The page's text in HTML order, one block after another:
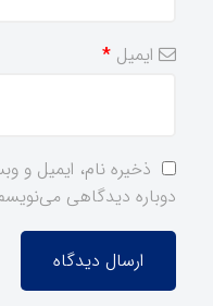
ایمیل *
ذخیره نام، ایمیل و
دوباره دیدگاهی